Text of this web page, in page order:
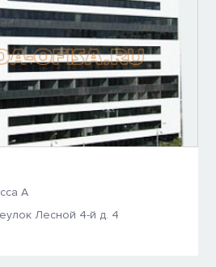
A
Лесной 4-й д. 4